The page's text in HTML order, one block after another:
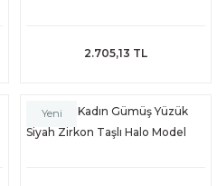
2.705,13 TL
Yeni
925 Ayar Kadın Gümüş Yüzük
Siyah Zirkon Taşlı Halo Model